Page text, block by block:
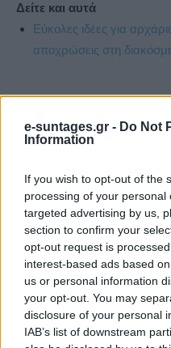
e-suntages.gr - Do Not
Information
If you wish to opt-out of the
processing of your
targeted advertising by us,
section to confirm your
opt-out request is
interest-based ads based
us or personal information
your opt-out. You may
disclosure of your personal
IAB’s list of downstream
Δείτε και αυτά
Εύκολες ιδέες για
αποχρώσεις στη